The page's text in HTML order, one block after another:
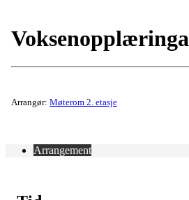
Voksenopplæringa
Arrangør: Møterom 2. etasje
Arrangement